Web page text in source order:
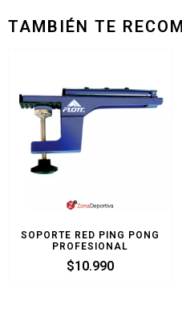
TAMBIÉN TE
SOPORTE RED PING PONG
PROFESIONAL
$10.990